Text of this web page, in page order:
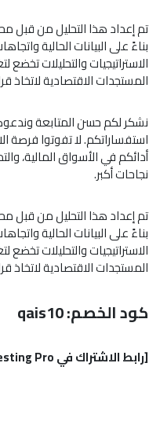
تم إعداد هذا التحليل من قبل
بناءً على البيانات الحالية
الاستراتيجيات والتحليلات
المستجدات الاقتصادية لاتخاذ
نشكر لكم حسن المتابعة
أدائكم في الأسواق المالية،
نجاحات أكبر.
تم إعداد هذا التحليل من قبل
بناءً على البيانات الحالية
الاستراتيجيات والتحليلات
المستجدات الاقتصادية لاتخاذ
كود الخصم: qais10
[رابط الاشتراك في Investing Pro..اضغط هنا]